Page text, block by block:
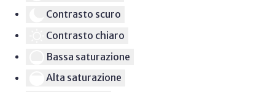
Contrasto scuro
Contrasto chiaro
Bassa saturazione
Alta saturazione